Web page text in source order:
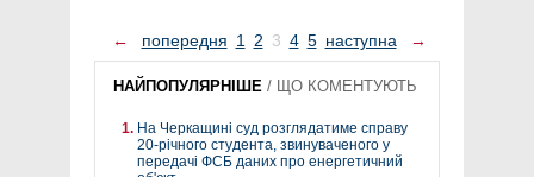
← попередня 1 2 3 4 5 наступна →
НАЙПОПУЛЯРНІШЕ / ЩО КОМЕНТУЮТЬ
На Черкащині суд розглядатиме справу
20-річного студента, звинуваченого у
передачі ФСБ даних про енергетичний